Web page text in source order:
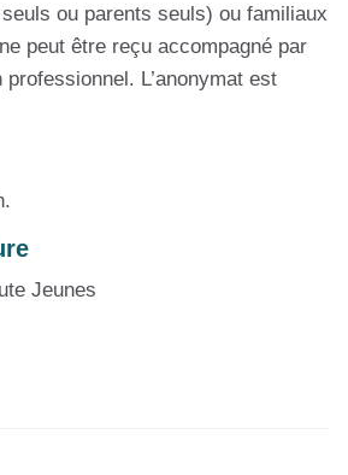
ou parents seuls) ou familiaux
peut être reçu accompagné par
L’anonymat est
Jeunes